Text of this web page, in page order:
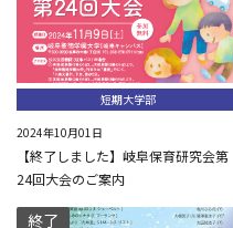
短期大学部
2024年10月01日
【終了しました】岐阜保育研究会第
24回大会のご案内
終了